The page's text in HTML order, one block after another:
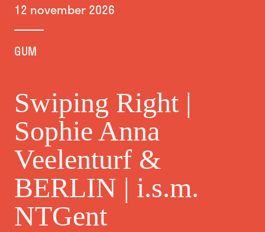
Swiping Right |
Sophie Anna
Veelenturf &
BERLIN | i.s.m.
NTGent
12 november 2026
GUM